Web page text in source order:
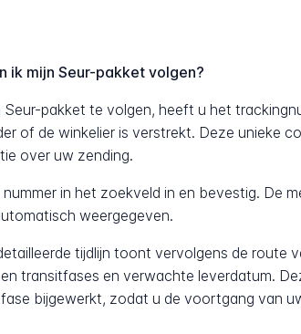
ik mijn Seur-pakket volgen?
Seur-pakket te volgen, heeft u het
of de winkelier is verstrekt. Deze unieke
over uw zending.
nummer in het zoekveld in en bevestig. De
weergegeven.
tijdlijn toont vervolgens de route
transitfases en verwachte leverdatum.
bijgewerkt, zodat u de voortgang van